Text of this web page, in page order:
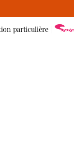
particulière |